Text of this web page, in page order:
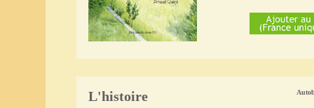
L'histoire